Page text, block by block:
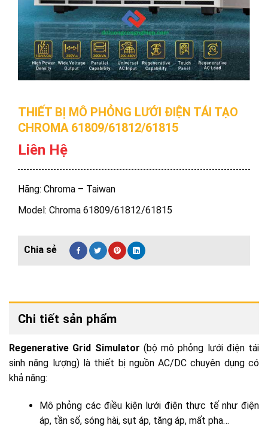
THIẾT BỊ MÔ PHỎNG LƯỚI ĐIỆN TÁI TẠO
CHROMA 61809/61812/61815
Liên Hệ
Hãng: Chroma – Taiwan
Model: Chroma 61809/61812/61815
Chi tiết sản phẩm
Regenerative Grid Simulator (bộ mô phỏng lưới điện tái
sinh năng lượng) là thiết bị nguồn AC/DC chuyên dụng có
khả năng:
Mô phỏng các điều kiện lưới điện thực tế như điện
áp, tần số, sóng hài, sụt áp, tăng áp, mất pha…